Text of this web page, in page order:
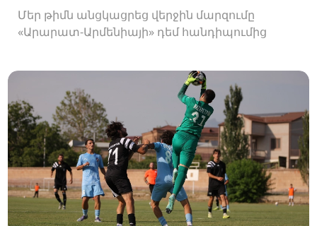
Մեր թիմն անցկացրեց վերջին մարզումը
«Արարատ-Արմենիայի» դեմ հանդիպումից